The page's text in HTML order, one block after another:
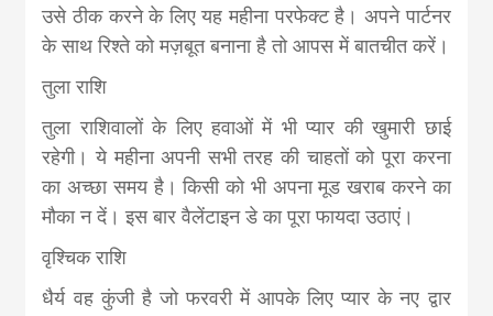
उसे ठीक करने के लिए यह महीना परफेक्ट है। अपने पार्टनर
के साथ रिश्ते को मज़बूत बनाना है तो आपस में बातचीत करें।
तुला राशि
तुला राशिवालों के लिए हवाओं में भी प्यार की खुमारी छाई
रहेगी। ये महीना अपनी सभी तरह की चाहतों को पूरा करना
का अच्छा समय है। किसी को भी अपना मूड खराब करने का
मौका न दें। इस बार वैलेंटाइन डे का पूरा फायदा उठाएं।
वृश्चिक राशि
धैर्य वह कुंजी है जो फरवरी में आपके लिए प्यार के नए द्वार